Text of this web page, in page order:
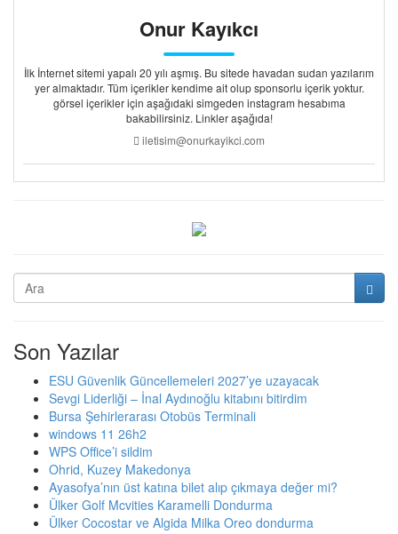
Onur Kayıkcı
İlk İnternet sitemi yapalı 20 yılı aşmış. Bu sitede havadan sudan yazılarım
yer almaktadır. Tüm içerikler kendime ait olup sponsorlu içerik yoktur.
görsel içerikler için aşağıdaki simgeden instagram hesabıma
bakabilirsiniz. Linkler aşağıda!
iletisim@onurkayikci.com
Son Yazılar
ESU Güvenlik Güncellemeleri 2027’ye uzayacak
Sevgi Liderliği – İnal Aydınoğlu kitabını bitirdim
Bursa Şehirlerarası Otobüs Terminali
windows 11 26h2
WPS Office’i sildim
Ohrid, Kuzey Makedonya
Ayasofya’nın üst katına bilet alıp çıkmaya değer mi?
Ülker Golf Mcvities Karamelli Dondurma
Ülker Cocostar ve Algida Milka Oreo dondurma